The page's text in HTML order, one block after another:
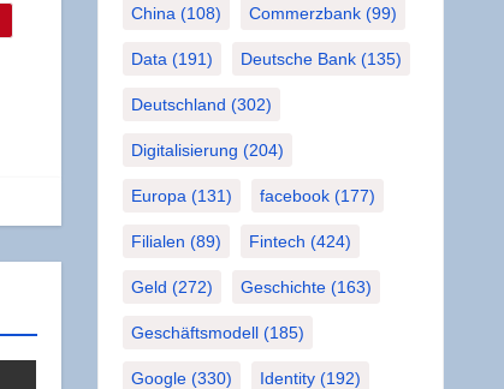
China (108) Commerzbank(99)
Data (191) Deutsche Bank(135)
Deutschland (302)
Digitalisierung (204)
Europa (131) facebook(177)
Filialen (89) Fintech (424)
Geld (272) Geschichte(163)
Geschäftsmodell(185)
Google(330) Identity(192)